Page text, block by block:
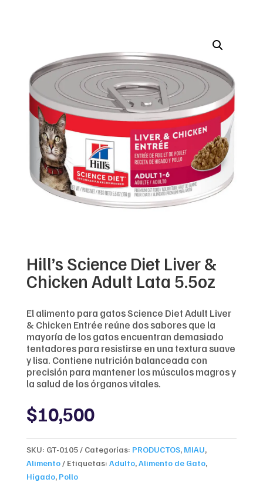
Hill’s Science Diet Liver &
Chicken Adult Lata 5.5oz
El alimento para gatos Science Diet Adult Liver
& Chicken Entrée reúne dos sabores que la
mayoría de los gatos encuentran demasiado
tentadores para resistirse en una textura suave
y lisa. Contiene nutrición balanceada con
precisión para mantener los músculos magros y
la salud de los órganos vitales.
$10,500
SKU: GT-0105 Categorías: PRODUCTOS, MIAU,
Alimento
Etiquetas: Adulto,Alimento de Gato,
Hígado, Pollo